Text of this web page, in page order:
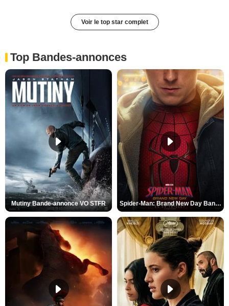
Voir le top star complet
Top Bandes-annonces
Mutiny Bande-annonce VO STFR Spider-Man: Brand New Day Bande-annonce VO STFR